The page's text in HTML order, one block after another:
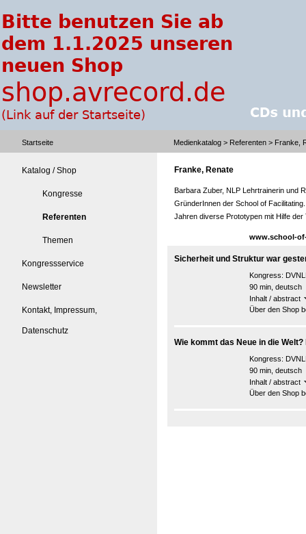
Startseite Medienkatalog > Referenten > Franke,
Katalog / Shop
Kongresse
Referenten
Themen
Kongressservice
Newsletter
Kontakt, Impressum,
Datenschutz
Franke, Renate
Barbara Zuber, NLP Lehrtrainerin und
GründerInnen der School of
Jahren diverse Prototypen mit Hilfe
www.school-
Sicherheit und Struktur war
Kongress:
90 min, deutsch
Inhalt / abstract
Über den Shop
Wie kommt das Neue in die Welt?
Kongress:
90 min, deutsch
Inhalt / abstract
Über den Shop